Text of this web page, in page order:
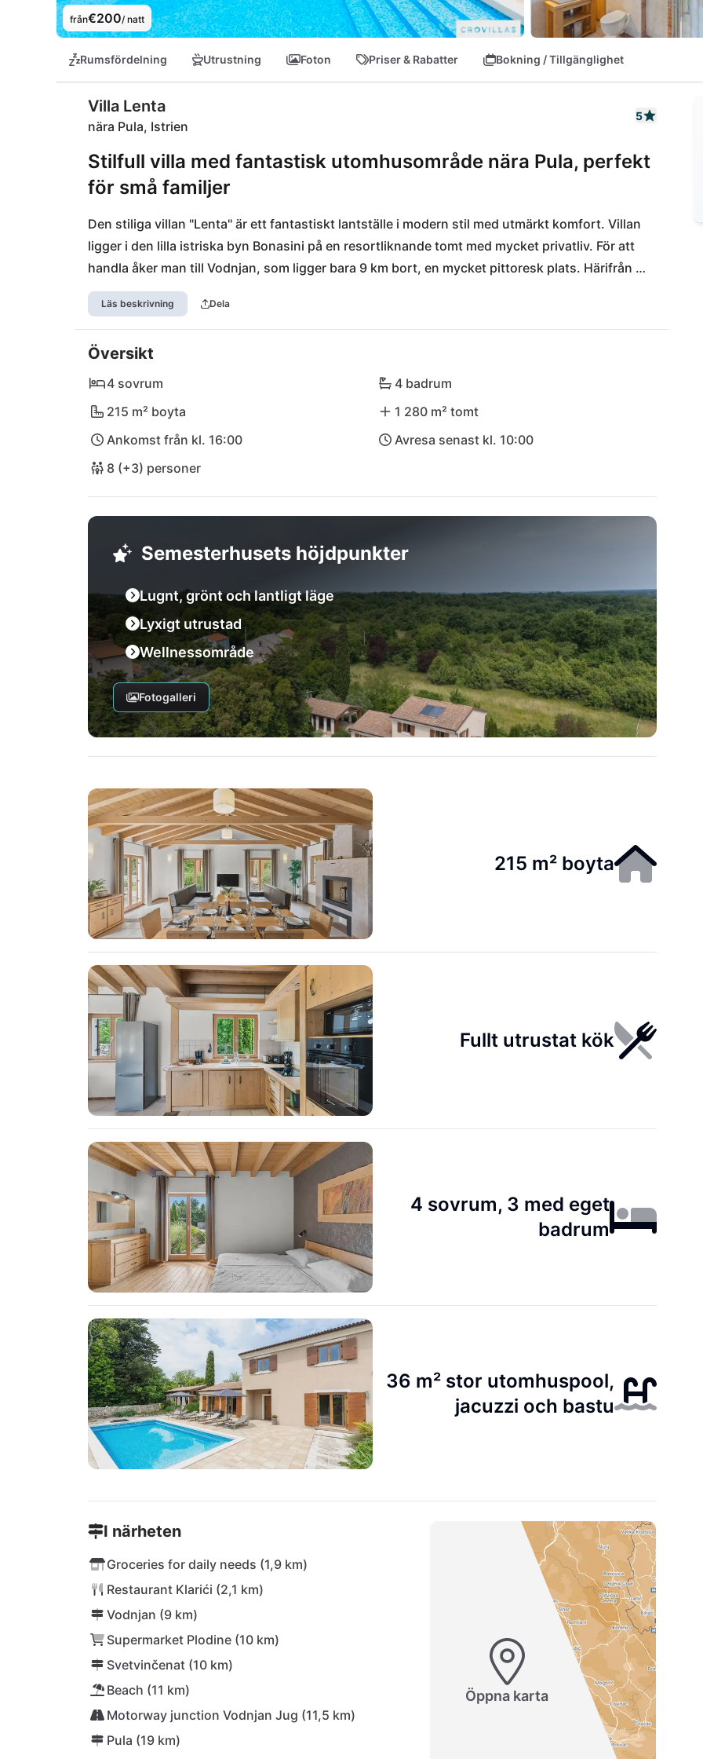
från€200/ natt
Rumsfördelning Utrustning Foton Priser & Rabatter Bokning / Tillgänglighet
Villa Lenta
nära Pula, Istrien
5
Stilfull villa med fantastisk utomhusområde nära Pula, perfekt
för små familjer
Den stiliga villan "Lenta" är ett fantastiskt lantställe i modern stil med utmärkt komfort. Villan
ligger i den lilla istriska byn Bonasini på en resortliknande tomt med mycket privatliv. För att
handla åker man till Vodnjan, som ligger bara 9 km bort, en mycket pittoresk plats. Härifrån
nås snabbt de vackra byarna och kulturellt intressanta platserna i Istrien. Stränderna på den
istriska halvön, såsom Fazana-stranden, kan snabbt nås med hyrbil på 16 km.
Läs beskrivning Dela
Översikt
4 sovrum
4 badrum
215 m² boyta
1 280 m² tomt
Ankomst från kl. 16:00
Avresa senast kl. 10:00
8 (+3) personer
Semesterhusets höjdpunkter
Lugnt, grönt och lantligt läge
Lyxigt utrustad
Wellnessområde
Fotogalleri
215 m² boyta
Fullt utrustat kök
4 sovrum, 3 med eget
badrum
36 m² stor utomhuspool,
jacuzzi och bastu
I närheten
Groceries for daily needs (1,9 km)
Restaurant Klarići (2,1 km)
Vodnjan (9 km)
Supermarket Plodine (10 km)
Svetvinčenat (10 km)
Beach (11 km)
Motorway junction Vodnjan Jug (11,5 km)
Pula (19 km)
Öppna karta